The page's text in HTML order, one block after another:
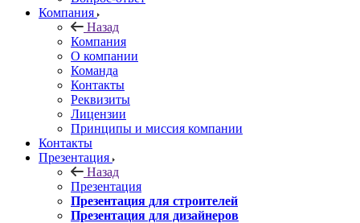
Компания
Назад
Компания
О компании
Команда
Контакты
Реквизиты
Лицензии
Принципы и миссия компании
Контакты
Презентация
Назад
Презентация
Презентация для строителей
Презентация для дизайнеров